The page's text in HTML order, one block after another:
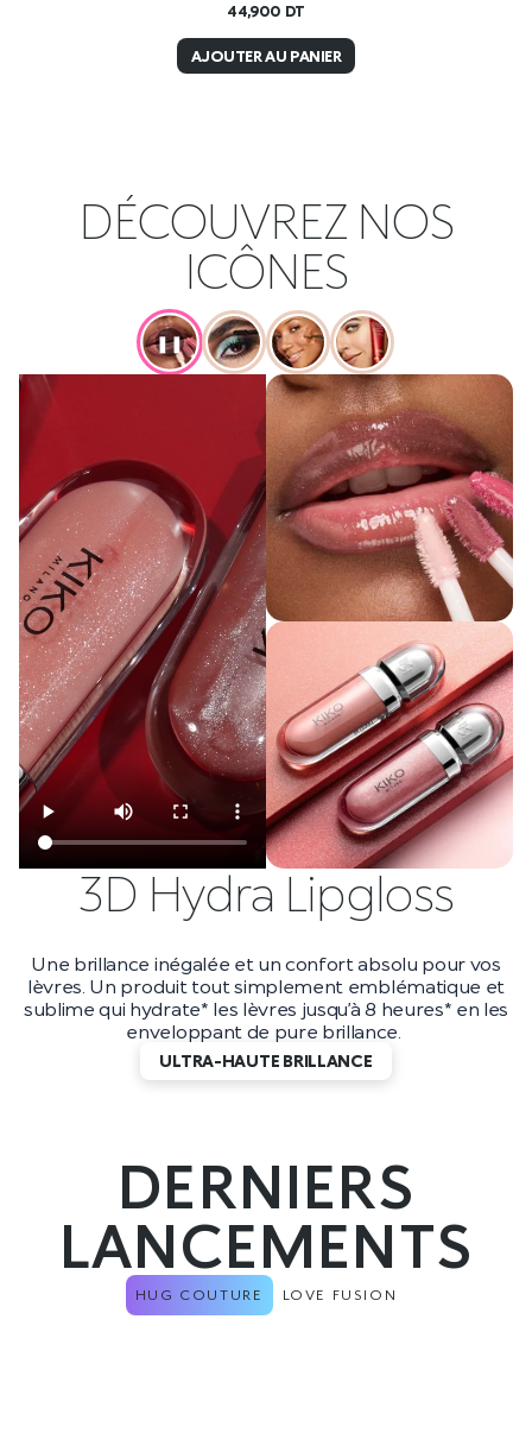
44,900 DT
AJOUTER AU PANIER
DÉCOUVREZ NOS
ICÔNES
❚❚
3D Hydra Lipgloss
Une brillance inégalée et un confort absolu pour vos
lèvres. Un produit tout simplement emblématique et
sublime qui hydrate* les lèvres jusqu’à 8 heures* en les
enveloppant de pure brillance.
ULTRA-HAUTE BRILLANCE
DERNIERS
LANCEMENTS
HUG COUTURE LOVE FUSION